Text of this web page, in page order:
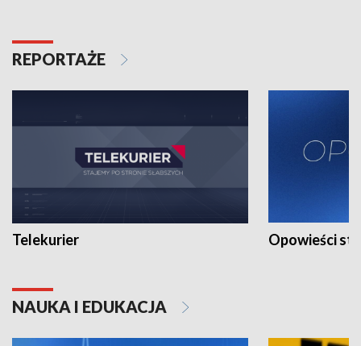
REPORTAŻE
Telekurier Opowieści
NAUKA I EDUKACJA